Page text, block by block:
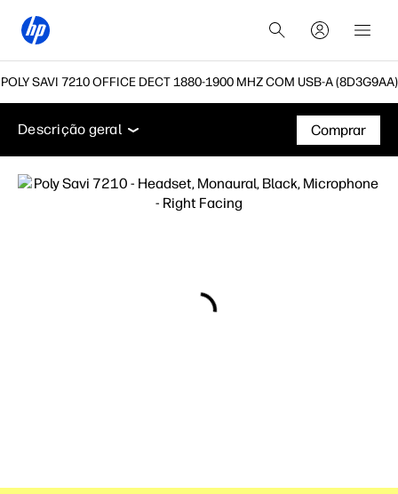
SAVI 7210 OFFICE DECT 1880-1900 MHZ COM USB-A (8D3G9AA)
Descrição geral Funcionalidades
Especificações
Descrição geral
Descrição geral
Comprar